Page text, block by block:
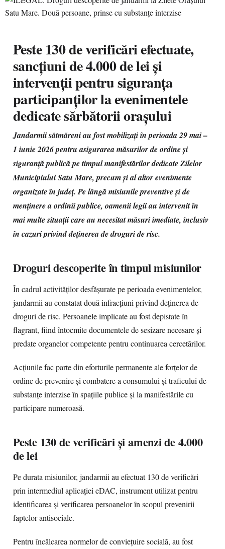
Peste 130 de verificări efectuate,
sancțiuni de 4.000 de lei și
intervenții pentru siguranța
participanților la evenimentele
dedicate sărbătorii orașului
Jandarmii sătmăreni au fost mobilizați în perioada 29 mai –
1 iunie 2026 pentru asigurarea măsurilor de ordine și
siguranță publică pe timpul manifestărilor dedicate Zilelor
Municipiului Satu Mare, precum și al altor evenimente
organizate în județ. Pe lângă misiunile preventive și de
menținere a ordinii publice, oamenii legii au intervenit în
mai multe situații care au necesitat măsuri imediate, inclusiv
în cazuri privind deținerea de droguri de risc.
Droguri descoperite în timpul misiunilor
În cadrul activităților desfășurate pe perioada evenimentelor,
jandarmii au constatat două infracțiuni privind deținerea de
droguri de risc. Persoanele implicate au fost depistate în
flagrant, fiind întocmite documentele de sesizare necesare și
predate organelor competente pentru continuarea cercetărilor.
Acțiunile fac parte din eforturile permanente ale forțelor de
ordine de prevenire și combatere a consumului și traficului de
substanțe interzise în spațiile publice și la manifestările cu
participare numeroasă.
Peste 130 de verificări și amenzi de 4.000
de lei
Pe durata misiunilor, jandarmii au efectuat 130 de verificări
prin intermediul aplicației eDAC, instrument utilizat pentru
identificarea și verificarea persoanelor în scopul prevenirii
faptelor antisociale.
Pentru încălcarea normelor de conviețuire socială, au fost